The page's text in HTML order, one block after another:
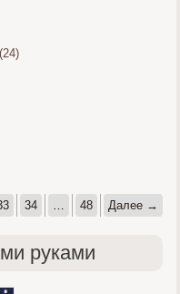
(24)
34 … 48 Далее →
руками